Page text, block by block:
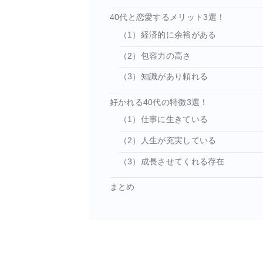
40代と恋愛するメリット3選！
（1）経済的に余裕がある
（2）包容力の高さ
（3）知識があり頼れる
好かれる40代の特徴3選！
（1）仕事に生きている
（2）人生が充実している
（3）成長させてくれる存在
まとめ